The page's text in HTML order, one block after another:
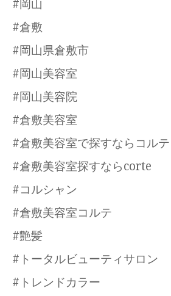
#岡山
#倉敷
#岡山県倉敷市
#岡山美容室
#岡山美容院
#倉敷美容室
#倉敷美容室で探すならコルテ
#倉敷美容室探すならcorte
#コルシャン
#倉敷美容室コルテ
#艶髪
#トータルビューティサロン
#トレンドカラー